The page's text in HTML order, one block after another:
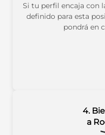
Si tu perfil encaja con
definido para esta
pondrá en
4.
a